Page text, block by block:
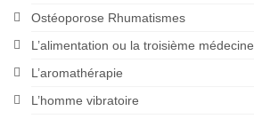
Ostéoporose Rhumatismes
L’alimentation ou la troisième médecine
L’aromathérapie
L’homme vibratoire